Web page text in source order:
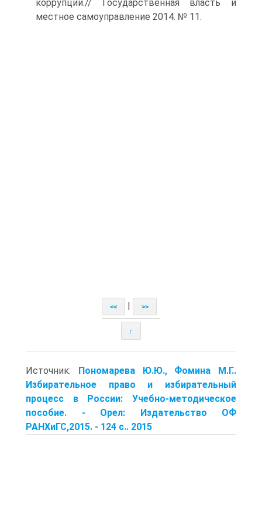
коррупции.// Государственная власть и
местное самоуправление 2014. № 11.
<< >>
↑
Источник: Пономарева Ю.Ю., Фомина М.Г..
Избирательное право и избирательный
процесс в России: Учебно-методическое
пособие. - Орел: Издательство ОФ
РАНХиГС,2015. - 124 с.. 2015